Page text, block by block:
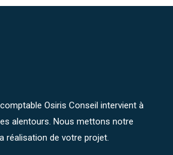
Osiris Conseil intervient à
alentours. Nous mettons notre
réalisation de votre projet.